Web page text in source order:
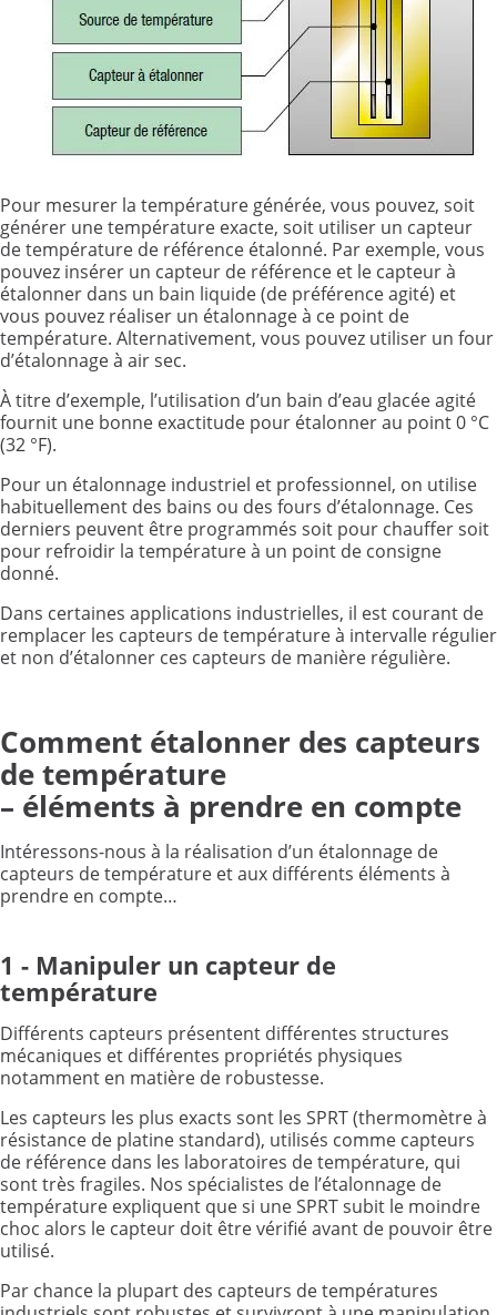
Pour mesurer la température générée, vous pouvez, soit
générer une température exacte, soit utiliser un capteur
de température de référence étalonné. Par exemple, vous
pouvez insérer un capteur de référence et le capteur à
étalonner dans un bain liquide (de préférence agité) et
vous pouvez réaliser un étalonnage à ce point de
température. Alternativement, vous pouvez utiliser un four
d’étalonnage à air sec.
À titre d’exemple, l’utilisation d’un bain d’eau glacée agité
fournit une bonne exactitude pour étalonner au point 0 °C
(32 °F).
Pour un étalonnage industriel et professionnel, on utilise
habituellement des bains ou des fours d’étalonnage. Ces
derniers peuvent être programmés soit pour chauffer soit
pour refroidir la température à un point de consigne
donné.
Dans certaines applications industrielles, il est courant de
remplacer les capteurs de température à intervalle régulier
et non d’étalonner ces capteurs de manière régulière.
Comment étalonner des capteurs
de température
– éléments à prendre en compte
Intéressons-nous à la réalisation d’un étalonnage de
capteurs de température et aux différents éléments à
prendre en compte…
1 - Manipuler un capteur de
température
Différents capteurs présentent différentes structures
mécaniques et différentes propriétés physiques
notamment en matière de robustesse.
Les capteurs les plus exacts sont les SPRT (thermomètre à
résistance de platine standard), utilisés comme capteurs
de référence dans les laboratoires de température, qui
sont très fragiles. Nos spécialistes de l’étalonnage de
température expliquent que si une SPRT subit le moindre
choc alors le capteur doit être vérifié avant de pouvoir être
utilisé.
Par chance la plupart des capteurs de températures